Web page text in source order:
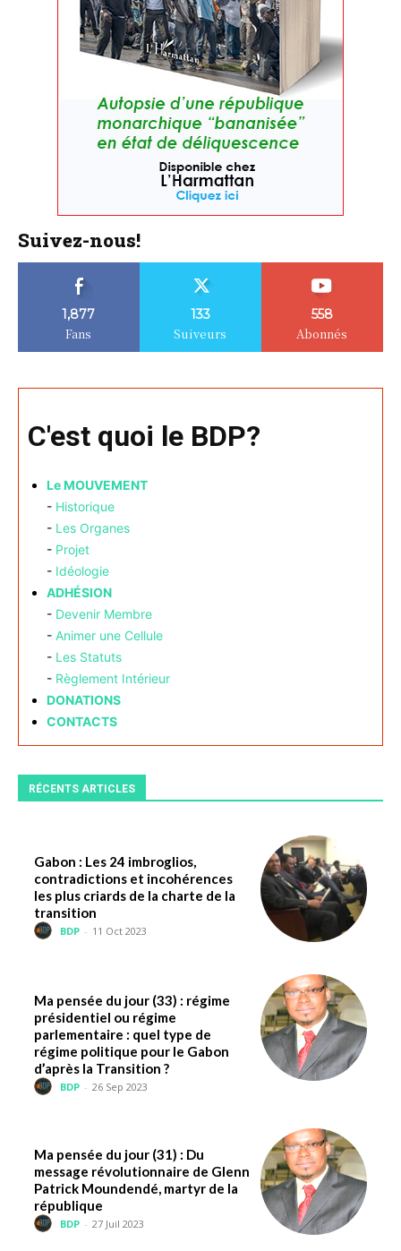
Suivez-nous!
1,877
Fans
133
Suiveurs
558
Abonnés
C'est quoi le BDP?
Le MOUVEMENT
- Historique
- Les Organes
- Projet
- Idéologie
ADHÉSION
- Devenir Membre
- Animer une Cellule
- Les Statuts
- Règlement Intérieur
DONATIONS
CONTACTS
RÉCENTS ARTICLES
Gabon : Les 24 imbroglios,
contradictions et incohérences
les plus criards de la charte de la
transition
BDP - 11 Oct 2023
Ma pensée du jour (33) : régime
présidentiel ou régime
parlementaire : quel type de
régime politique pour le Gabon
d’après la Transition ?
BDP - 26 Sep 2023
Ma pensée du jour (31) : Du
message révolutionnaire de Glenn
Patrick Moundendé, martyr de la
république
BDP - 27 Juil 2023